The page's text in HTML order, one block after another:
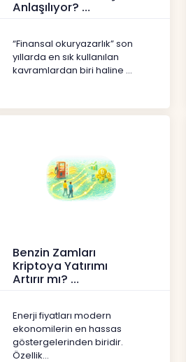
Anlaşılıyor?
“Finansal okuryazarlık” son
yıllarda en sık kullanılan
kavramlardan biri haline ...
Benzin Zamları
Kriptoya Yatırımı
Artırır mı?
Enerji fiyatları modern
ekonomilerin en hassas
göstergelerinden biridir.
Özellik...